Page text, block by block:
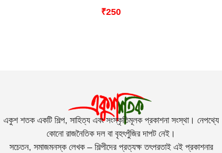
₹250
একুশ শতক একটি শিল্প, সাহিত্য এবং সংস্কৃতিমূলক প্রকাশনা সংস্থা। নেপথ্যে
কোনো রাজনৈতিক দল বা বৃহৎপুঁজির দাপট নেই।
সচেতন, সমাজমনস্ক লেখক – শিল্পীদের প্রত্যক্ষ তৎপরতাই এই প্রকাশনার